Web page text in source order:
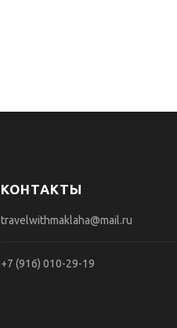
КОНТАКТЫ
travelwithmaklaha@mail.ru
+7 (916) 010-29-19